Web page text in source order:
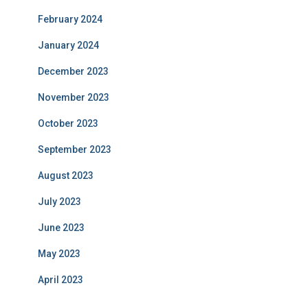
February 2024
January 2024
December 2023
November 2023
October 2023
September 2023
August 2023
July 2023
June 2023
May 2023
April 2023